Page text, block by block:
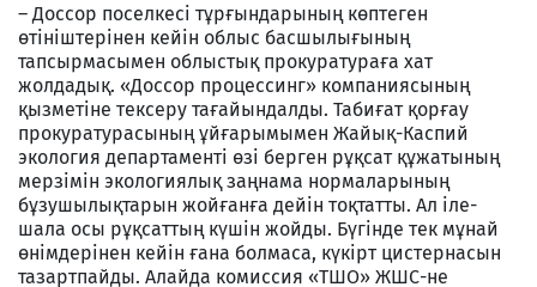
– Доссор поселкесі тұрғындарының көптеген
өтініштерінен кейін облыс басшылығының
тапсырмасымен облыстық прокуратураға хат
жолдадық. «Доссор процессинг» компаниясының
қызметіне тексеру тағайындалды. Табиғат қорғау
прокуратурасының ұйғарымымен Жайық-Каспий
экология департаменті өзі берген рұқсат құжатының
мерзімін экологиялық заңнама нормаларының
бұзушылықтарын жойғанға дейін тоқтатты. Ал іле-
шала осы рұқсаттың күшін жойды. Бүгінде тек мұнай
өнімдерінен кейін ғана болмаса, күкірт цистернасын
тазартпайды. Алайда комиссия «ТШО» ЖШС-не